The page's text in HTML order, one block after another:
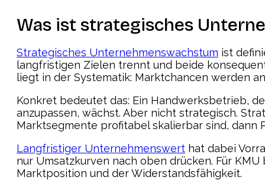
Was ist strategisches
Strategisches Unternehmenswachstum ist
langfristigen Zielen trennt und beide
liegt in der Systematik: Marktchancen werden
Konkret bedeutet das: Ein Handwerksbetrieb,
anzupassen, wächst. Aber nicht strategisch.
Marktsegmente profitabel skalierbar sind, dann
Langfristiger Unternehmenswert hat dabei
nur Umsatzkurven nach oben drücken. Für
Marktposition und der Widerstandsfähigkeit.